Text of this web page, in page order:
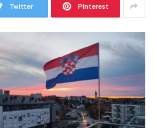
Twitter Pinterest